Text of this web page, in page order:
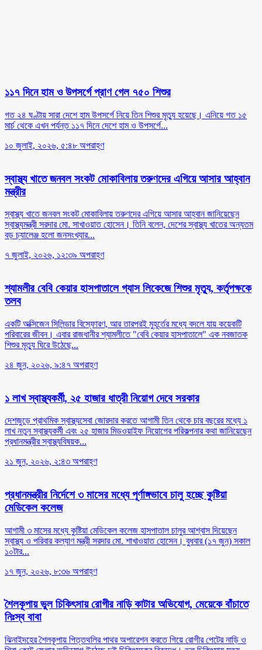
১১৭ দিনে হাম ও উপসর্গে প্রাণ গেল ৭৫০ শিশুর
গত ২৪ ঘণ্টায় সারা দেশে হাম উপসর্গে নিয়ে তিন শিশুর মৃত্যু হয়েছে। এনিয়ে গত ১৫
মার্চ থেকে এখন পর্যন্ত ১১৭ দিনে দেশে হাম ও উপসর্গে...
১০ জুলাই, ২০২৬, ৫:৪৮ অপরাহ্ণ
স্বাস্থ্য খাতে জনবল সংকট মোকাবিলায় তরুণদের এগিয়ে আসার আহ্বান
মন্ত্রীর
স্বাস্থ্য খাতে জনবল সংকট মোকাবিলায় তরুণদের এগিয়ে আসার আহ্বান জানিয়েছেন
স্বাস্থ্যমন্ত্রী সরদার মো. সাখাওয়াত হোসেন। তিনি বলেন, দেশের স্বাস্থ্য খাতের অন্যতম
বড় চ্যালেঞ্জ হলো জনসংখ্যার...
৭ জুলাই, ২০২৬, ১২:৩৯ অপরাহ্ণ
শ্যামলীর বেবি কেয়ার হাসপাতালে গ্যাস লিকেজে শিশুর মৃত্যু, কর্তৃপক্ষকে
তলব
একটি অক্সিজেন সিলিন্ডার বিস্ফোরণ, আর তারপরই মুহূর্তের মধ্যে বদলে যায় কয়েকটি
পরিবারের জীবন। এবার রাজধানীর শ্যামলীতে "বেবি কেয়ার হাসপাতালে" এক নবজাতক
শিশুর মৃত্যু ঘিরে উঠেছে...
২৪ জুন, ২০২৬, ৯:৪৭ অপরাহ্ণ
১ লাখ স্বাস্থ্যকর্মী, ২৫ হাজার ধাত্রী নিয়োগ দেবে সরকার
দেশজুড়ে প্রাথমিক স্বাস্থ্যসেবা জোরদার করতে আগামী তিন থেকে চার বছরের মধ্যে ১
লাখ নতুন স্বাস্থ্যকর্মী এবং ২৫ হাজার মিডওয়াইফ নিয়োগের পরিকল্পনার কথা জানিয়েছেন
প্রধানমন্ত্রীর স্বাস্থ্যবিষয়ক...
২১ জুন, ২০২৬, ২:৪৩ অপরাহ্ণ
প্রধানমন্ত্রীর নির্দেশে ৩ মাসের মধ্যে পূর্ণাঙ্গভাবে চালু হচ্ছে কুষ্টিয়া
মেডিকেল কলেজ
আগামী ৩ মাসের মধ্যে কুষ্টিয়া মেডিকেল কলেজ হাসপাতাল চালুর আশ্বাস দিয়েছেন
স্বাস্থ্য ও পরিবার কল্যাণ মন্ত্রী সরদার মো. শাখাওয়াত হোসেন। বুধবার (১৭ জুন) সকাল
১০টার...
১৭ জুন, ২০২৬, ৮:৩৬ অপরাহ্ণ
শৈলকূপায় ভুল চিকিৎসায় রোগীর নাড়ি কাটার অভিযোগ, মেয়েকে বাঁচাতে
নিঃস্ব বাবা
ঝিনাইদহের শৈলকূপায় পিত্তথলির পাথর অপারেশন করতে গিয়ে রোগীর পেটের নাড়ি ও